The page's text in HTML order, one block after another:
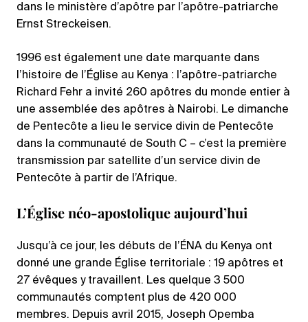
dans le ministère d’apôtre par l’apôtre-patriarche
Ernst Streckeisen.
1996 est également une date marquante dans
l’histoire de l’Église au Kenya : l’apôtre-patriarche
Richard Fehr a invité 260 apôtres du monde entier à
une assemblée des apôtres à Nairobi. Le dimanche
de Pentecôte a lieu le service divin de Pentecôte
dans la communauté de South C – c’est la première
transmission par satellite d’un service divin de
Pentecôte à partir de l’Afrique.
L’Église néo-apostolique aujourd’hui
Jusqu’à ce jour, les débuts de l’ÉNA du Kenya ont
donné une grande Église territoriale : 19 apôtres et
27 évêques y travaillent. Les quelque 3 500
communautés comptent plus de 420 000
membres. Depuis avril 2015, Joseph Opemba